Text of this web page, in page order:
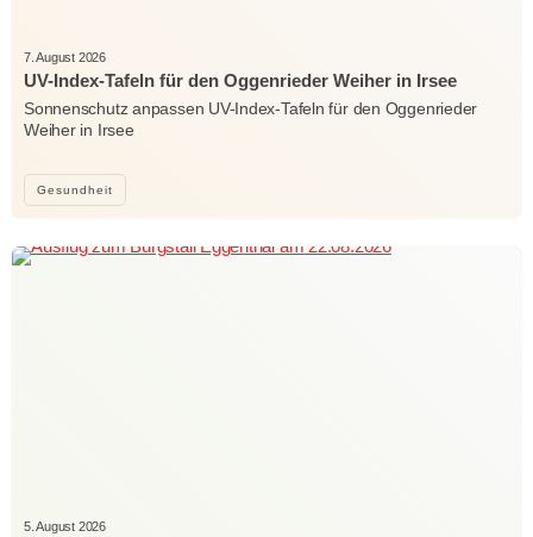
Gesundheit
7. August 2026
UV-Index-Tafeln für den Oggenrieder Weiher in Irsee
Sonnenschutz anpassen UV-Index-Tafeln für den Oggenrieder
Weiher in Irsee
5. August 2026